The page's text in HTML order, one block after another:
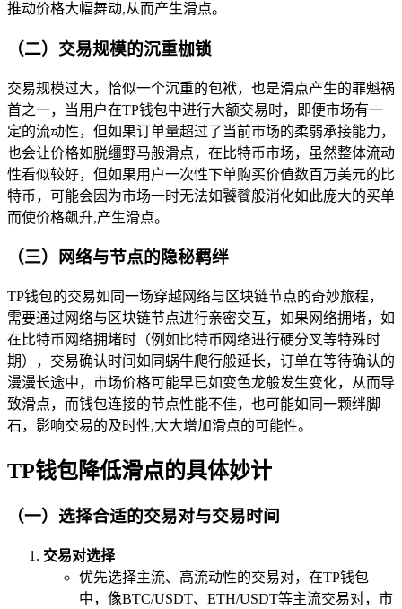
推动价格大幅舞动,从而产生滑点。
（二）交易规模的沉重枷锁
交易规模过大，恰似一个沉重的包袱，也是滑点产生的罪魁祸
首之一，当用户在TP钱包中进行大额交易时，即便市场有一
定的流动性，但如果订单量超过了当前市场的柔弱承接能力，
也会让价格如脱缰野马般滑点，在比特币市场，虽然整体流动
性看似较好，但如果用户一次性下单购买价值数百万美元的比
特币，可能会因为市场一时无法如饕餮般消化如此庞大的买单
而使价格飙升,产生滑点。
（三）网络与节点的隐秘羁绊
TP钱包的交易如同一场穿越网络与区块链节点的奇妙旅程，
需要通过网络与区块链节点进行亲密交互，如果网络拥堵，如
在比特币网络拥堵时（例如比特币网络进行硬分叉等特殊时
期），交易确认时间如同蜗牛爬行般延长，订单在等待确认的
漫漫长途中，市场价格可能早已如变色龙般发生变化，从而导
致滑点，而钱包连接的节点性能不佳，也可能如同一颗绊脚
石，影响交易的及时性,大大增加滑点的可能性。
TP钱包降低滑点的具体妙计
（一）选择合适的交易对与交易时间
交易对选择
优先选择主流、高流动性的交易对，在TP钱包
中，像BTC/USDT、ETH/USDT等主流交易对，市